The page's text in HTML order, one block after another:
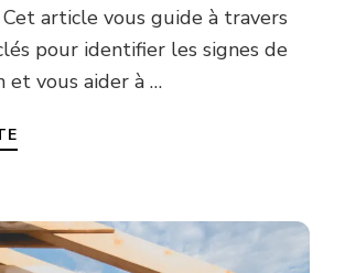
article vous guide à travers
pour identifier les signes de
et vous aider à …